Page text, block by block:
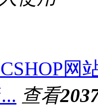
网
查看